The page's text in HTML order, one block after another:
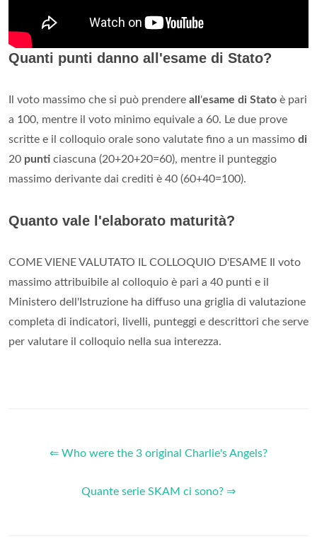
Quanti punti danno all'esame di Stato?
Il voto massimo che si può prendere all 'esame di Stato è pari
a 100, mentre il voto minimo equivale a 60. Le due prove
scritte e il colloquio orale sono valutate fino a un massimo di
20 punti ciascuna (20+20+20=60), mentre il punteggio
massimo derivante dai crediti è 40 (60+40=100).
Quanto vale l'elaborato maturità?
COME VIENE VALUTATO IL COLLOQUIO D'ESAME Il voto
massimo attribuibile al colloquio è pari a 40 punti e il
Ministero dell'Istruzione ha diffuso una griglia di valutazione
completa di indicatori, livelli, punteggi e descrittori che serve
per valutare il colloquio nella sua interezza.
⇐ Who were the 3 original Charlie's Angels?
Quante serie SKAM ci sono? ⇒